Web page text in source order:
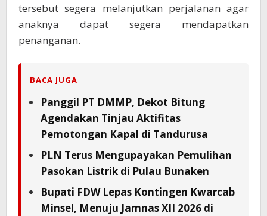
tersebut segera melanjutkan perjalanan agar
anaknya dapat segera mendapatkan
penanganan.
BACA JUGA
Panggil PT DMMP, Dekot Bitung
Agendakan Tinjau Aktifitas
Pemotongan Kapal di Tandurusa
PLN Terus Mengupayakan Pemulihan
Pasokan Listrik di Pulau Bunaken
Bupati FDW Lepas Kontingen Kwarcab
Minsel, Menuju Jamnas XII 2026 di